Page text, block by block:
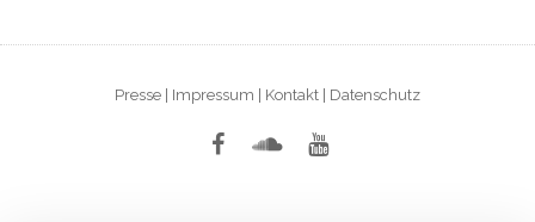
Presse | Impressum | Kontakt | Datenschutz